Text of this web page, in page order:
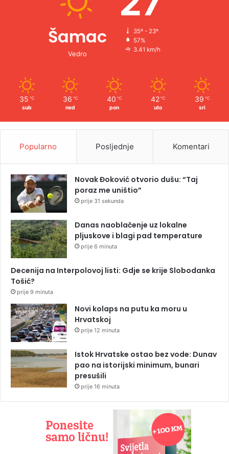
Šamac
Vedro
35º - 23º
57%
3.41 km/h
35 ℃
sub
36 ℃
ned
40 ℃
pon
42 ℃
uto
39 ℃
sri
Popularno Posljednje Komentari
Novak Đoković otvorio dušu: “Taj
poraz me uništio”
prije 31 sekunda
Danas naoblačenje uz lokalne
pljuskove i blagi pad temperature
prije 6 minuta
Decenija na Interpolovoj listi: Gdje se krije Slobodanka
Tošić?
prije 9 minuta
Novi kolaps na putu ka moru u
Hrvatskoj
prije 12 minuta
Istok Hrvatske ostao bez vode: Dunav
pao na istorijski minimum, bunari
presušili
prije 16 minuta